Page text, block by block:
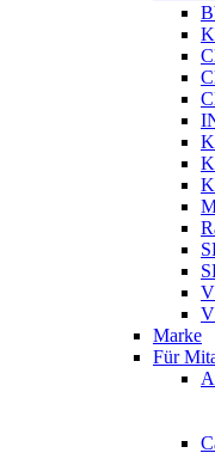
Marke
Für